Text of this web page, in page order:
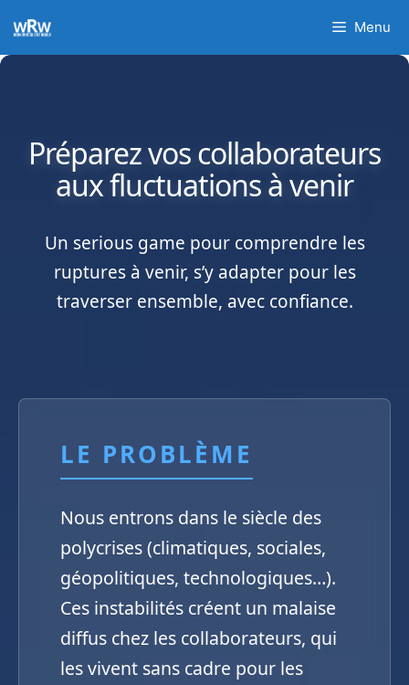
au
contenu
Menu
Préparez vos collaborateurs
aux fluctuations à venir
Un serious game pour comprendre les
ruptures à venir, s’y adapter pour les
traverser ensemble, avec confiance.
LE PROBLÈME
Nous entrons dans le siècle des
polycrises (climatiques, sociales,
géopolitiques, technologiques…).
Ces instabilités créent un malaise
diffus chez les collaborateurs, qui
les vivent sans cadre pour les